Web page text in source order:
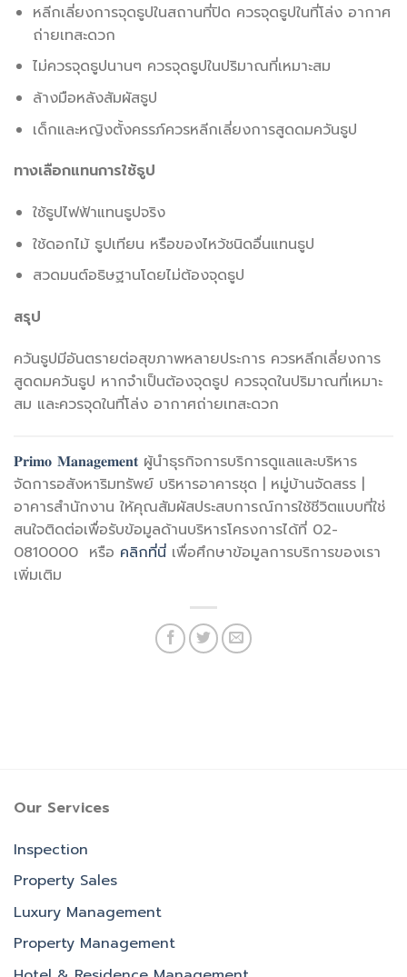
หลีกเลี่ยงการจุดธูปในสถานที่ปิด ควรจุดธูปในที่โล่ง อากาศ
ถ่ายเทสะดวก
ไม่ควรจุดธูปนานๆ ควรจุดธูปในปริมาณที่เหมาะสม
ล้างมือหลังสัมผัสธูป
เด็กและหญิงตั้งครรภ์ควรหลีกเลี่ยงการสูดดมควันธูป
ทางเลือกแทนการใช้ธูป
ใช้ธูปไฟฟ้าแทนธูปจริง
ใช้ดอกไม้ ธูปเทียน หรือของไหว้ชนิดอื่นแทนธูป
สวดมนต์อธิษฐานโดยไม่ต้องจุดธูป
สรุป
ควันธูปมีอันตรายต่อสุขภาพหลายประการ ควรหลีกเลี่ยงการ
สูดดมควันธูป หากจำเป็นต้องจุดธูป ควรจุดในปริมาณที่เหมาะ
สม และควรจุดในที่โล่ง อากาศถ่ายเทสะดวก
𝐏𝐫𝐢𝐦𝐨 𝐌𝐚𝐧𝐚𝐠𝐞𝐦𝐞𝐧𝐭 ผู้นำธุรกิจการบริการดูแลและบริหาร
จัดการอสังหาริมทรัพย์ บริหารอาคารชุด | หมู่บ้านจัดสรร |
อาคารสำนักงาน ให้คุณสัมผัสประสบการณ์การใช้ชีวิตแบบที่ใช่
สนใจติดต่อเพื่อรับข้อมูลด้านบริหารโครงการได้ที่ 02-
0810000 หรือ คลิกที่นี่ เพื่อศึกษาข้อมูลการบริการของเรา
เพิ่มเติม
Our Services
Inspection
Property Sales
Luxury Management
Property Management